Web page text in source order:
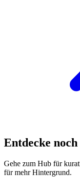
Entdecke
Gehe zum Hub für
für mehr Hintergrund.